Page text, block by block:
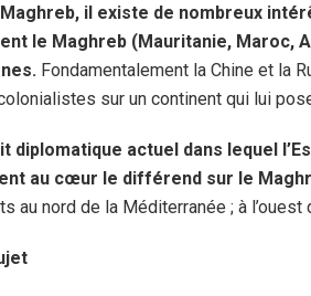
il existe de nombreux
le Maghreb (Mauritanie, Maroc,
Fondamentalement la Chine et la
sur un continent qui lui
diplomatique actuel dans lequel
au cœur le différend sur le
au nord de la Méditerranée ; à